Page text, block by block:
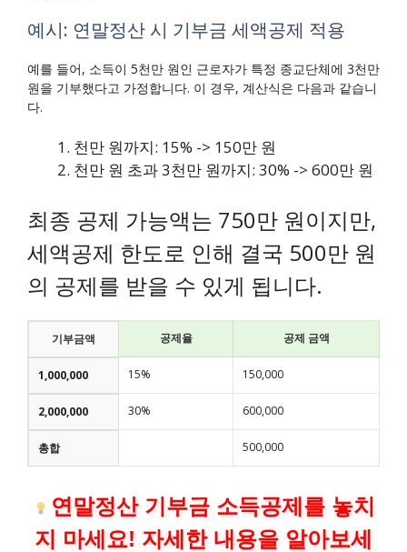
예시: 연말정산 시 기부금 세액공제 적용
예를 들어, 소득이 5천만 원인 근로자가 특정 종교단체에 3천만
원을 기부했다고 가정합니다. 이 경우, 계산식은 다음과 같습니
다.
천만 원까지: 15% -> 150만 원
천만 원 초과 3천만 원까지: 30% -> 600만 원
최종 공제 가능액는 750만 원이지만,
세액공제 한도로 인해 결국 500만 원
의 공제를 받을 수 있게 됩니다.
기부금액 공제율 공제 금액
1,000,000 15% 150,000
2,000,000 30% 600,000
총합 500,000
연말정산 기부금 소득공제를 놓치
지 마세요! 자세한 내용을 알아보세